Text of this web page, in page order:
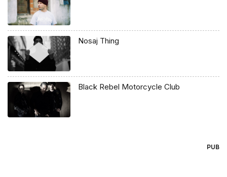
Nosaj Thing
Black Rebel Motorcycle Club
PUB